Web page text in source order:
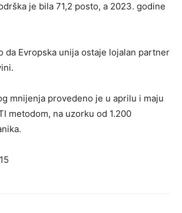
je bila 71,2 posto, a 2023. godine
da Evropska unija ostaje lojalan partner
mnijenja provedeno je u aprilu i maju
metodom, na uzorku od 1.200